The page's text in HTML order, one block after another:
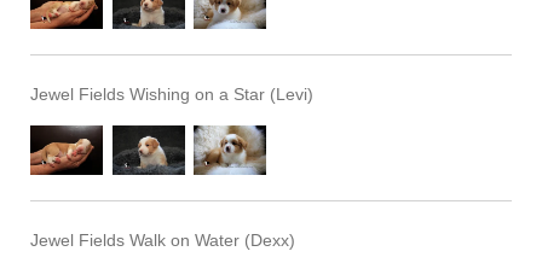
Jewel Fields Wishing on a Star (Levi)
Jewel Fields Walk on Water (Dexx)